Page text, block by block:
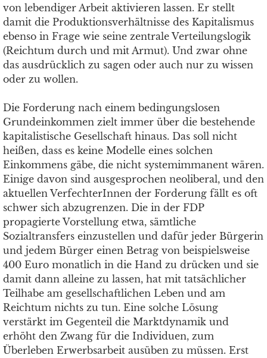
von lebendiger Arbeit aktivieren lassen. Er stellt
damit die Produktionsverhältnisse des Kapitalismus
ebenso in Frage wie seine zentrale Verteilungslogik
(Reichtum durch und mit Armut). Und zwar ohne
das ausdrücklich zu sagen oder auch nur zu wissen
oder zu wollen.
Die Forderung nach einem bedingungslosen
Grundeinkommen zielt immer über die bestehende
kapitalistische Gesellschaft hinaus. Das soll nicht
heißen, dass es keine Modelle eines solchen
Einkommens gäbe, die nicht systemimmanent wären.
Einige davon sind ausgesprochen neoliberal, und den
aktuellen VerfechterInnen der Forderung fällt es oft
schwer sich abzugrenzen. Die in der FDP
propagierte Vorstellung etwa, sämtliche
Sozialtransfers einzustellen und dafür jeder Bürgerin
und jedem Bürger einen Betrag von beispielsweise
400 Euro monatlich in die Hand zu drücken und sie
damit dann alleine zu lassen, hat mit tatsächlicher
Teilhabe am gesellschaftlichen Leben und am
Reichtum nichts zu tun. Eine solche Lösung
verstärkt im Gegenteil die Marktdynamik und
erhöht den Zwang für die Individuen, zum
Überleben Erwerbsarbeit ausüben zu müssen. Erst